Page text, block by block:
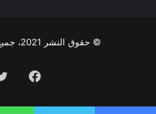
© حقوق النشر 2021، جميع الحقوق محفوظة إحاطة.